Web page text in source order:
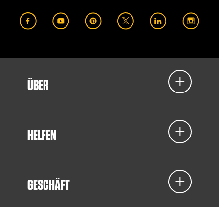
ÜBER
HELFEN
GESCHÄFT